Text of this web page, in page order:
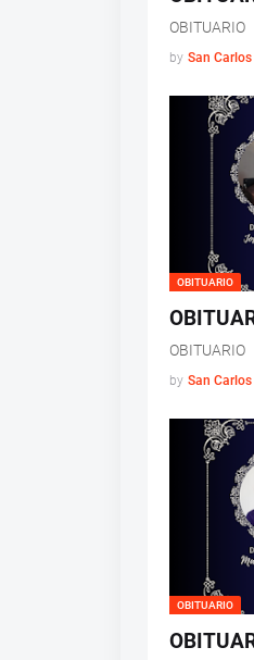
OBITUARIO
by San
OBITUARIO
OBITUARIO
by San
OBITUARIO